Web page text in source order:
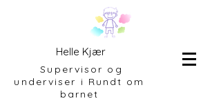
Helle Kjær
Supervisor og
underviser i Rundt om
barnet